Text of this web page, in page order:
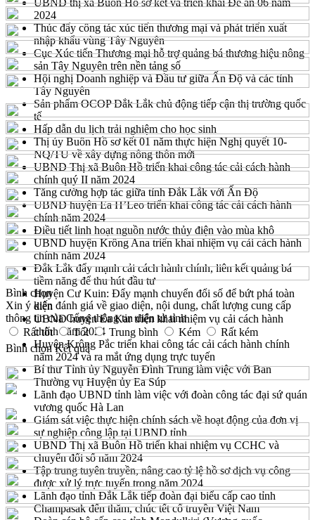
UBND thị xã Buôn Hồ sơ kết và triển khai Đề án 06 năm
2024
Thúc đẩy công tác xúc tiến thương mại và phát triển xuất
nhập khẩu vùng Tây Nguyên
Cục Xúc tiến Thương mại hỗ trợ quảng bá thương hiệu nông
sản Tây Nguyên trên nền tảng số
Hội nghị Doanh nghiệp và Đầu tư giữa Ấn Độ và các tỉnh
Tây Nguyên
Sản phẩm OCOP Đắk Lắk chủ động tiếp cận thị trường quốc
tế
Hấp dẫn du lịch trải nghiệm cho học sinh
Thị ủy Buôn Hồ sơ kết 01 năm thực hiện Nghị quyết 10-
NQ/TU về xây dựng nông thôn mới
UBND Thị xã Buôn Hồ triển khai công tác cải cách hành
chính quý II năm 2024
Tăng cường hợp tác giữa tỉnh Đắk Lắk với Ấn Độ
UBND huyện Ea H’Leo triển khai công tác cải cách hành
chính năm 2024
Điều tiết linh hoạt nguồn nước thủy điện vào mùa khô
UBND huyện Krông Ana triển khai nhiệm vụ cải cách hành
chính năm 2024
Đắk Lắk đẩy mạnh cải cách hành chính, liên kết quảng bá
tiềm năng để thu hút đầu tư
Huyện Cư Kuin: Đẩy mạnh chuyển đổi số để bứt phá toàn
diện
UBND huyện Ea Kar triển khai nhiệm vụ cải cách hành
chính năm 2024
Huyện Krông Pắc triển khai công tác cải cách hành chính
năm 2024 và ra mắt ứng dụng trực tuyến
Bí thư Tỉnh ủy Nguyễn Đình Trung làm việc với Ban
Thường vụ Huyện ủy Ea Súp
Lãnh đạo UBND tỉnh làm việc với đoàn công tác đại sứ quán
vương quốc Hà Lan
Giám sát việc thực hiện chính sách về hoạt động của đơn vị
sự nghiệp công lập tại UBND tỉnh
UBND Thị xã Buôn Hồ triển khai nhiệm vụ CCHC và
chuyển đổi số năm 2024
Tập trung tuyên truyền, nâng cao tỷ lệ hồ sơ dịch vụ công
được xử lý trực tuyến trong năm 2024
Lãnh đạo tỉnh Đắk Lắk tiếp đoàn đại biểu cấp cao tỉnh
Champasak đến thăm, chúc tết cổ truyền Việt Nam
Bình chọn
Xin ý kiến đánh giá về giao diện, nội dung, chất lượng cung cấp
thông tin của Cổng thông tin điện tử tỉnh
Rất tốt
Tốt Trung bình Kém
Rất kém
Bình chọnKết quả